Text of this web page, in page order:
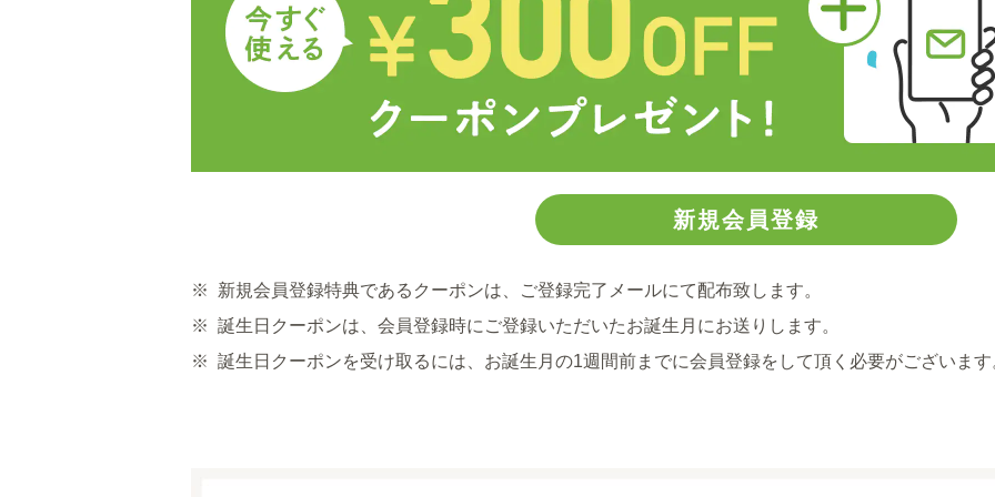
※
新規会員登録特典であるクーポンは、ご登録完了メールにて配布致します。
※ 誕生日クーポンは、会員登録時にご登録いただいたお誕生月にお送りします。
※ 誕生日クーポンを受け取るには、お誕生月の1週間前までに会員登録をして頂く必要がございます